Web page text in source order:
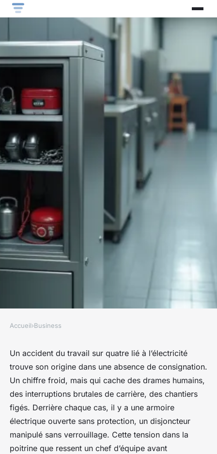
Choisissez votre kit de
condamnation pour une
sécurité optimale
Meissa •22/06/2026 08:31•8 min de lecture
Accueil›Business
Un accident du travail sur quatre lié à l’électricité
trouve son origine dans une absence de consignation.
Un chiffre froid, mais qui cache des drames humains,
des interruptions brutales de carrière, des chantiers
figés. Derrière chaque cas, il y a une armoire
électrique ouverte sans protection, un disjoncteur
manipulé sans verrouillage. Cette tension dans la
poitrine que ressent un chef d’équipe avant